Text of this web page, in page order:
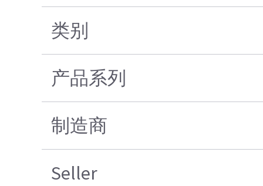
类别
产品系列
制造商
Seller